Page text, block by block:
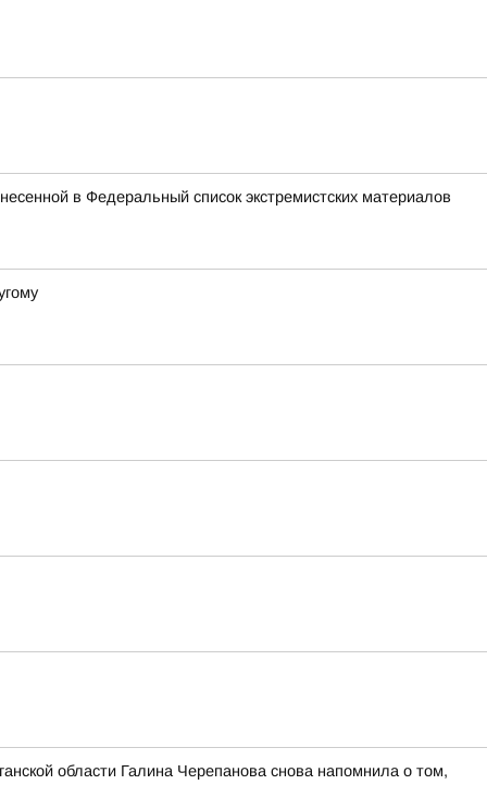
в Федеральный список экстремистских материалов
области Галина Черепанова снова напомнила о том,